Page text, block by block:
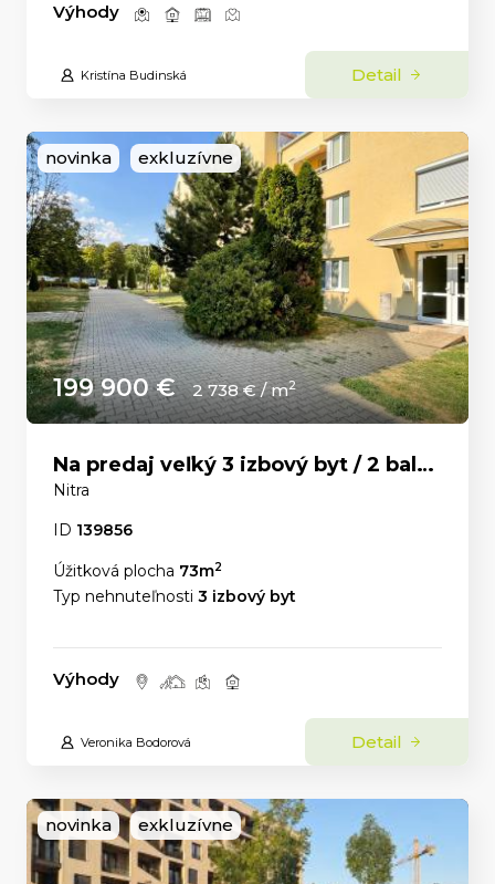
Výhody
Kristína Budinská Detail
novinka exkluzívne
199 900 € 2 738 € / m2
Na predaj veľký 3 izbový byt / 2 balkóny / Čermáň
Nitra
ID 139856
Úžitková plocha 73m2
Typ nehnuteľnosti 3 izbový byt
Výhody
Veronika Bodorová Detail
novinka exkluzívne